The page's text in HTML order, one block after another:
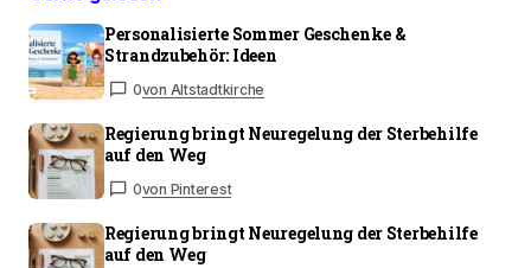
Personalisierte Sommer Geschenke &
Strandzubehör: Ideen
0von Altstadtkirche
Regierung bringt Neuregelung der Sterbehilfe
auf den Weg
0von Pinterest
Regierung bringt Neuregelung der Sterbehilfe
auf den Weg